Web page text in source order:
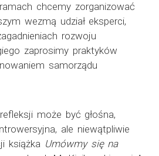
chcemy zorganizować
wezmą udział eksperci,
rozwoju
zaprosimy praktyków
samorządu
może być głośna,
ale niewątpliwie
książka Umówmy się na